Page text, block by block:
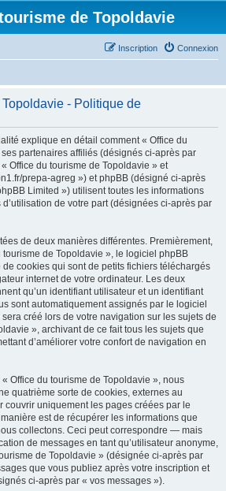
de Topoldavie
Connexion
Inscription
- Politique de
explique en détail comment « Office du
partenaires affiliés (désignés ci-après par
Office du tourisme de Topoldavie » et
prepa-agreg ») et phpBB (désigné ci-après
Limited ») utilisent toutes les informations
de votre part (désignées ci-après par
de deux manières différentes. Premièrement,
de Topoldavie », le logiciel phpBB
cookies qui sont de petits fichiers téléchargés
internet de votre ordinateur. Les deux
qu’un identifiant utilisateur et un identifiant
sont automatiquement assignés par le logiciel
créé lors de votre navigation sur les sujets de
», archivant de ce fait tous les sujets que
d’améliorer votre confort de navigation en
Office du tourisme de Topoldavie », nous
quatrième sorte de cookies, externes au
couvrir uniquement les pages créées par le
est de récupérer les informations que
collectons. Ceci peut correspondre — mais
de messages en tant qu’utilisateur anonyme,
de Topoldavie » (désignée ci-après par
que vous publiez après votre inscription et
ci-après par « vos messages »).